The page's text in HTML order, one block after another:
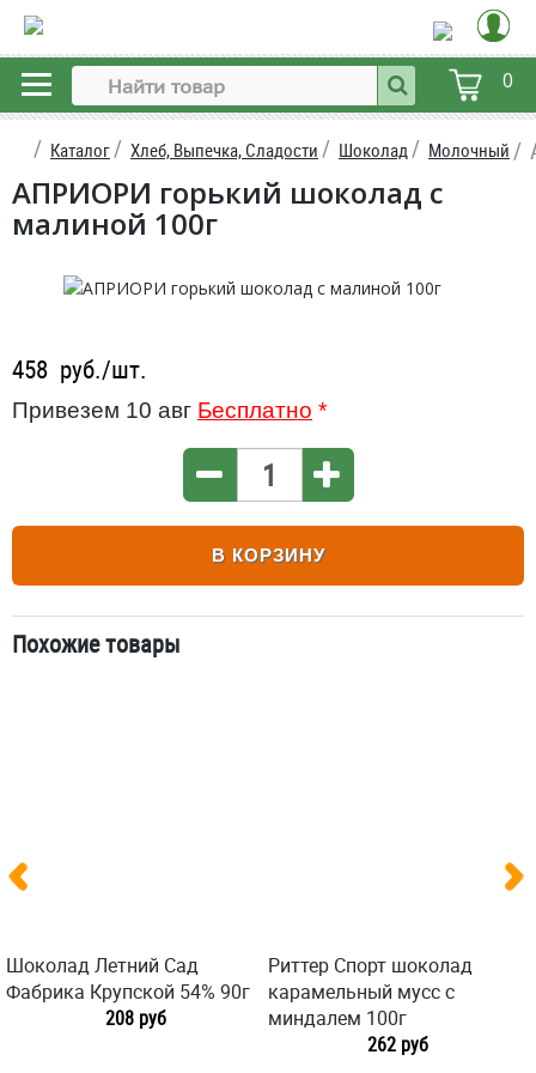
0
Каталог Хлеб, Выпечка, Сладости Шоколад Молочный
АПРИОРИ горький шоколад с
малиной 100г
458 руб./шт.
Привезем 10 авг Бесплатно *
В КОРЗИНУ
Похожие товары
Шоколад Летний Сад
Фабрика Крупской 54% 90г
208 руб
Риттер Спорт шоколад
карамельный мусс с
миндалем 100г
262 руб